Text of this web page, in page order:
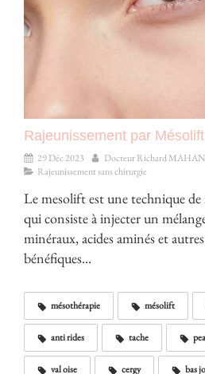
Rajeunissement par Mésolift
29 Déc 2023
Docteur Richard
Rajeunissement sans chirurgie
Le mesolift est une technique de
qui consiste à injecter un
minéraux, acides aminés et
bénéfiques...
mésothérapie mésolift
anti rides tache
val oise cergy bas